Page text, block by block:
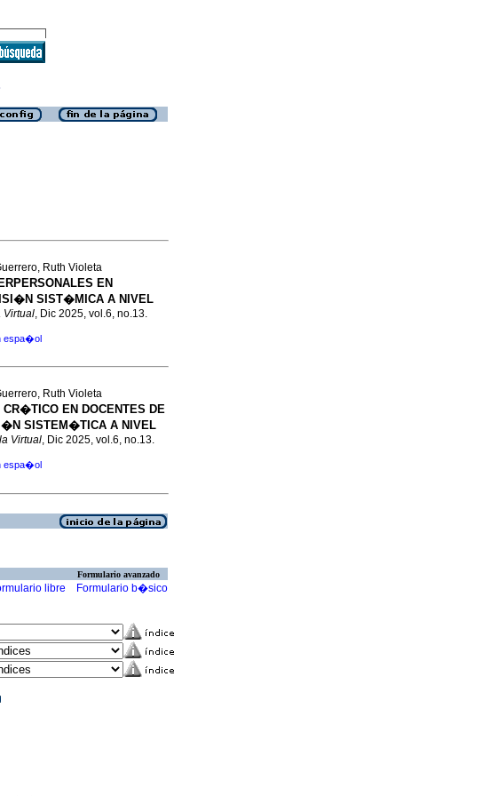
Ruth Violeta
EN
SIST�MICA A NIVEL
Virtual, Dic 2025, vol.6, no.13.
espa�ol
Ruth Violeta
EN DOCENTES DE
SISTEM�TICA A NIVEL
Virtual, Dic 2025, vol.6, no.13.
espa�ol
Formulario avanzado
libre Formulario b�sico